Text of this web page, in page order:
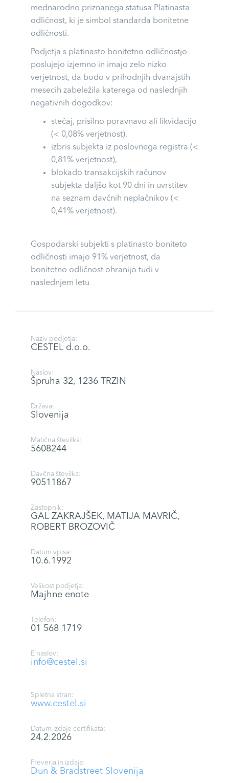
mednarodno priznanega statusa Platinasta
odličnost, ki je simbol standarda bonitetne
odličnosti.
Podjetja s platinasto bonitetno odličnostjo
poslujejo izjemno in imajo zelo nizko
verjetnost, da bodo v prihodnjih dvanajstih
mesecih zabeležila katerega od naslednjih
negativnih dogodkov:
stečaj, prisilno poravnavo ali likvidacijo
(< 0,08% verjetnost),
izbris subjekta iz poslovnega registra (<
0,81% verjetnost),
blokado transakcijskih računov
subjekta daljšo kot 90 dni in uvrstitev
na seznam davčnih neplačnikov (<
0,41% verjetnost).
Gospodarski subjekti s platinasto boniteto
odličnosti imajo 91% verjetnost, da
bonitetno odličnost ohranijo tudi v
naslednjem letu
Naziv podjetja:
CESTEL d.o.o.
Naslov:
Špruha 32, 1236 TRZIN
Država:
Slovenija
Matična številka:
5608244
Davčna številka:
90511867
Zastopnik:
GAL ZAKRAJŠEK, MATIJA MAVRIČ,
ROBERT BROZOVIČ
Datum vpisa:
10.6.1992
Velikost podjetja:
Majhne enote
Telefon:
01 568 1719
E naslov:
info@cestel.si
Spletna stran:
www.cestel.si
Datum izdaje certifikata:
24.2.2026
Preverja in izdaja:
Dun & Bradstreet Slovenija